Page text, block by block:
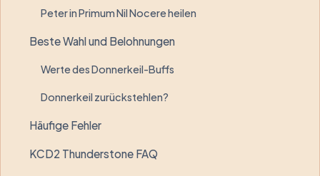
Peter in Primum Nil Nocere heilen
Beste Wahl und Belohnungen
Werte des Donnerkeil-Buffs
Donnerkeil zurückstehlen?
Häufige Fehler
KCD2 Thunderstone FAQ